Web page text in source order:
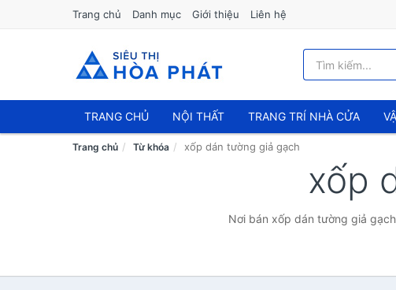
Trang chủ Danh mục Giới thiệu Liên hệ
TRANG CHỦ NỘI THẤT TRANG TRÍ NHÀ CỬA
Trang chủ Từ khóa xốp dán tường giả gạch
xốp
Nơi bán xốp dán tường giả